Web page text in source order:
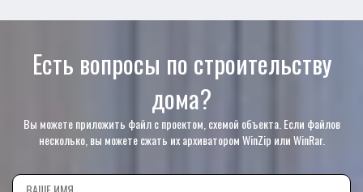
Есть вопросы по строительству
дома?
Вы можете приложить файл с проектом, схемой объекта. Если файлов
несколько, вы можете сжать их архиватором WinZip или WinRar.